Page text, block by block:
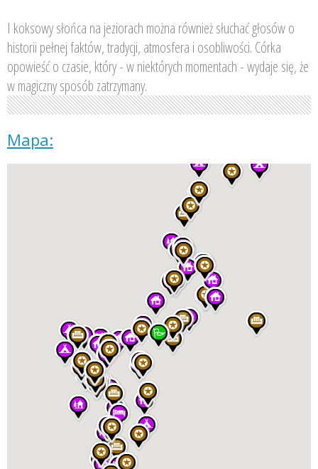
I koksowy słońca na jeziorach można również słuchać głosów o
historii pełnej faktów, tradycji, atmosfera i osobliwości. Córka
opowieść o czasie, który - w niektórych momentach - wydaje się, że
w magiczny sposób zatrzymany.
Mapa: